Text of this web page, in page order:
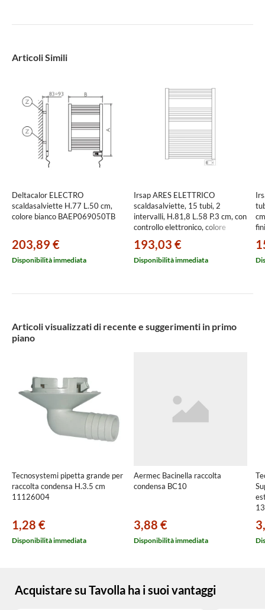
Articoli Simili
Deltacalor ELECTRO
scaldasalviette H.77 L.50 cm,
colore bianco BAEP069050TB
203,89 €
Disponibilità immediata
Irsap ARES ELETTRICO
scaldasalviette, 15 tubi, 2
intervalli, H.81,8 L.58 P.3 cm, con
controllo elettronico, colore
Cod.01 EIS058H01IR01NNN01
193,03 €
Disponibilità immediata
Articoli visualizzati di recente e suggerimenti in primo
piano
Tecnosystemi pipetta grande per
raccolta condensa H.3.5 cm
11126004
1,28 €
Disponibilità immediata
Aermec Bacinella raccolta
condensa BC10
3,88 €
Disponibilità immediata
Acquistare su Tavolla ha i suoi vantaggi